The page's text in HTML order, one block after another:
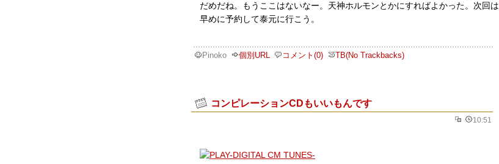
だめだね。もうここはないなー。天神ホルモンとかにすればよかった。次回は
早めに予約して泰元に行こう。
Pinoko 個別URL コメント(0) TB(No Trackbacks)
コンピレーションCDもいいもんです
10:51